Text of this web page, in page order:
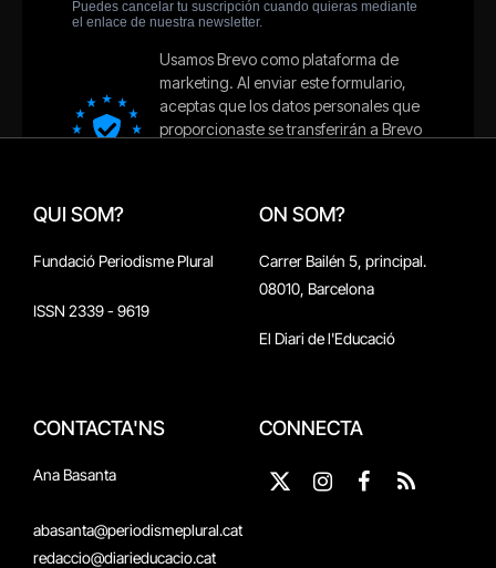
QUI SOM?
Fundació Periodisme Plural
ISSN 2339 - 9619
ON SOM?
Carrer Bailén 5, principal.
08010, Barcelona
El Diari de l'Educació
CONTACTA'NS
Ana Basanta
abasanta@periodismeplural.cat
redaccio@diarieducacio.cat
CONNECTA
X
Instagram
Facebook
RSS